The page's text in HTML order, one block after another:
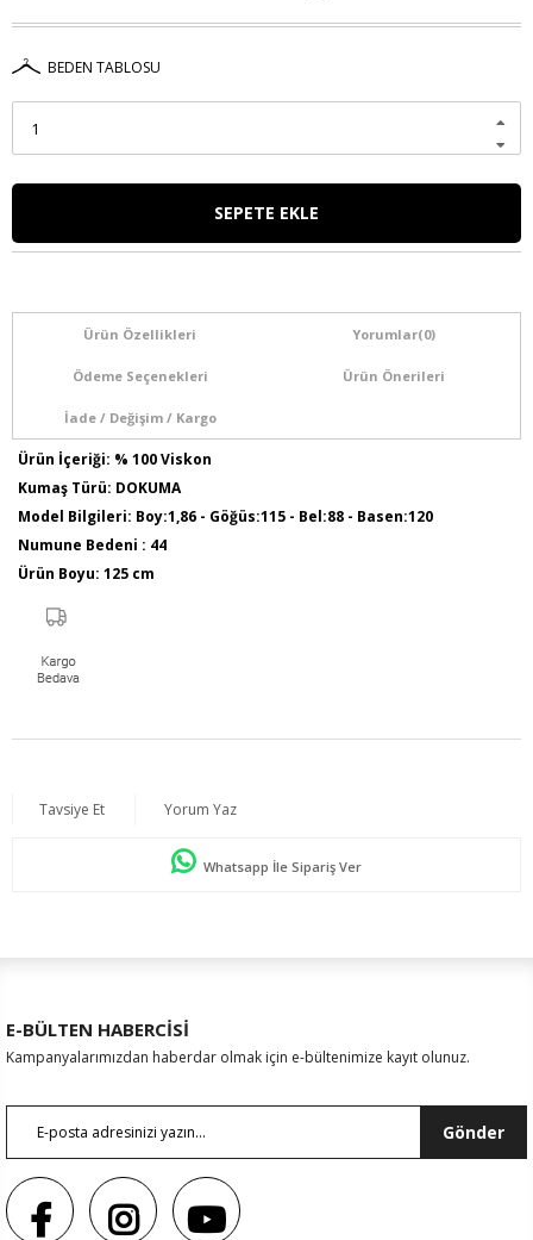
BEDEN TABLOSU
Ürün Özellikleri Yorumlar(0)
Ödeme Seçenekleri Ürün Önerileri
İade / Değişim / Kargo
Ürün İçeriği: % 100 Viskon
Kumaş Türü: DOKUMA
Model Bilgileri: Boy:1,86 - Göğüs:115 - Bel:88 - Basen:120
Numune Bedeni : 44
Ürün Boyu: 125 cm
Tavsiye Et Yorum Yaz
Whatsapp İle Sipariş Ver
E-BÜLTEN HABERCİSİ
Kampanyalarımızdan haberdar olmak için e-bültenimize kayıt olunuz.
Gönder